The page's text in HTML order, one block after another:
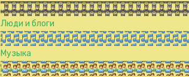
Люди и блоги
Музыка